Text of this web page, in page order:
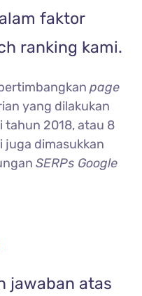
faktor
ranking kami.
page
yang dilakukan
tahun 2018, atau 8
juga dimasukkan
SERPs Google
jawaban atas